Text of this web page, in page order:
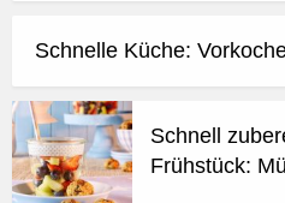
Schnelle Küche:
Schnell
Frühstück: